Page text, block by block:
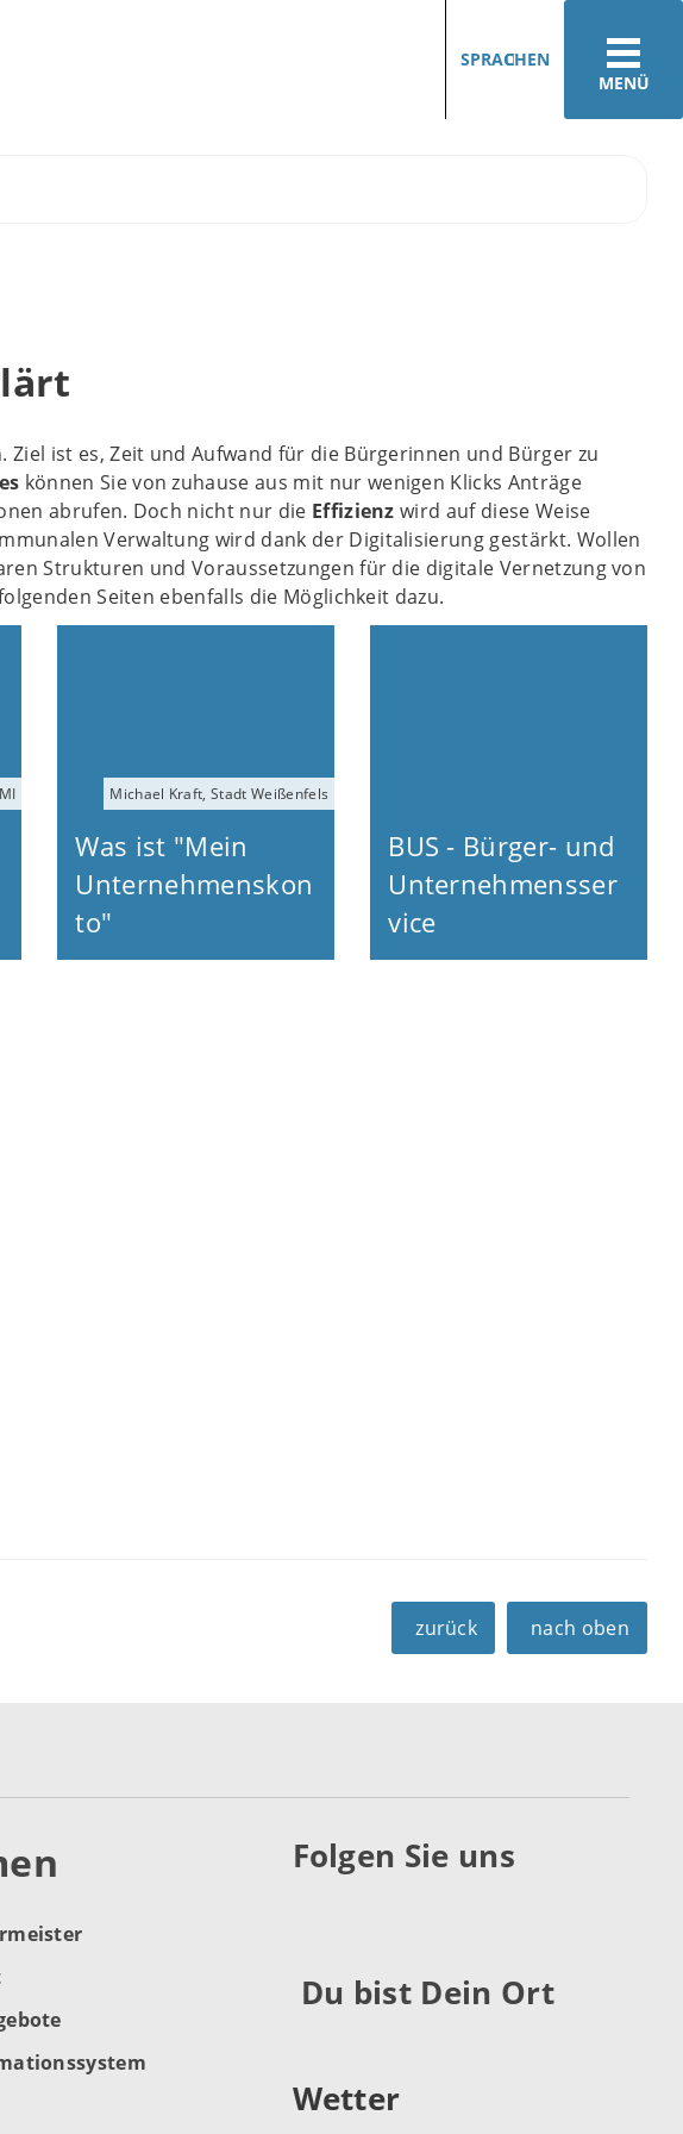
MENÜ
SPRACHEN
ist es, Zeit und Aufwand für die Bürgerinnen und Bürger zu
können Sie von zuhause aus mit nur wenigen Klicks Anträge
abrufen. Doch nicht nur die Effizienz wird auf diese Weise
Verwaltung wird dank der Digitalisierung gestärkt. Wollen
Strukturen und Voraussetzungen für die digitale Vernetzung von
Seiten ebenfalls die Möglichkeit dazu.
Michael Kraft, Stadt Weißenfels
Was ist "Mein
Unternehmenskon
to"
BUS - Bürger- und
Unternehmensser
vice
zurück nach oben
Folgen Sie uns
Du bist Dein Ort
Wetter